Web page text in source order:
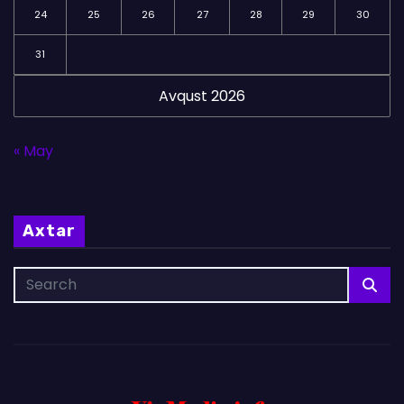
Avqust 2026
24 25 26 27 28 29 30
31
« May
Axtar